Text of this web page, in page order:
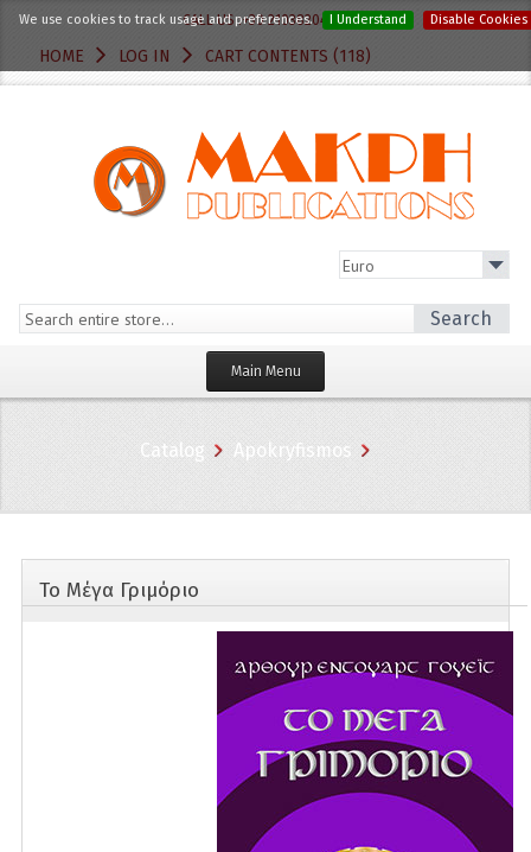
We use cookies to track usage and preferences. I Understand Disable Cookies
CALL US :+30 2103820412
HOME LOG IN CART CONTENTS (118)
Search
Main Menu
Diatrofi & ygeia
Didimoi Publications
Dokimia
fiiosofia
Catalog Apokryfismos
Το Μέγα Γριμόριο